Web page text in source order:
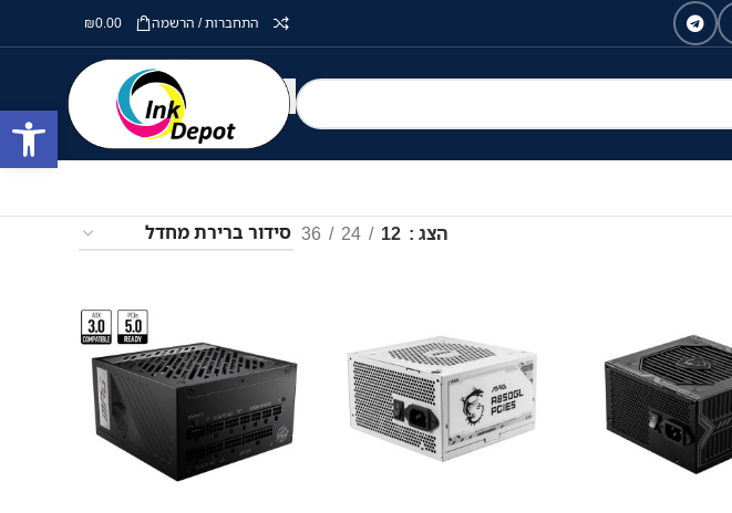
התחברות / הרשמה ₪0.00
הצג 12
24
36
פתח